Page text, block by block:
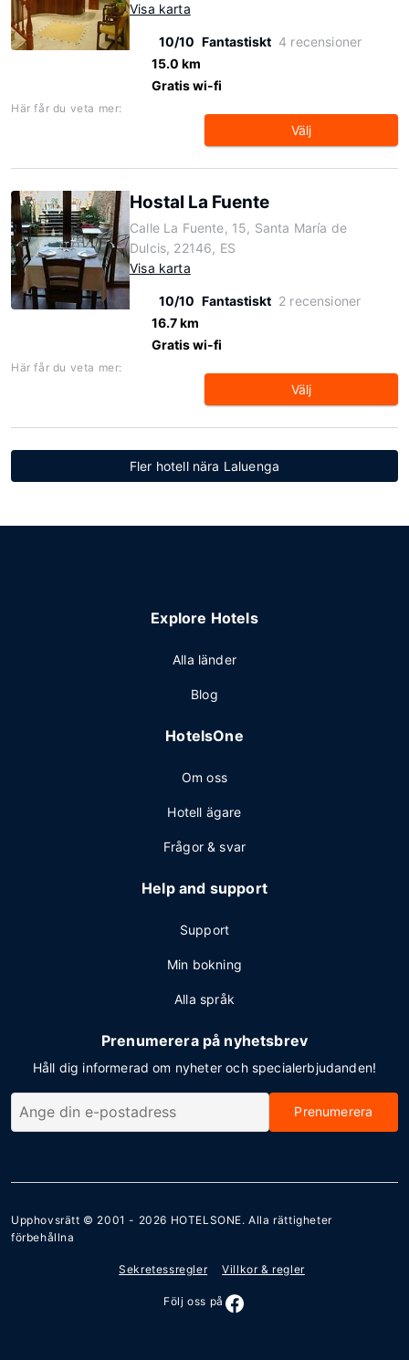
Visa karta
10/10 Fantastiskt 4 recensioner
15.0 km
Gratis wi-fi
Här får du veta mer:
Välj
Hostal La Fuente
Calle La Fuente, 15, Santa María de
Dulcis, 22146, ES
Visa karta
10/10 Fantastiskt 2 recensioner
16.7 km
Gratis wi-fi
Här får du veta mer:
Välj
Fler hotell nära Laluenga
Explore Hotels
Alla länder
Blog
HotelsOne
Om oss
Hotell ägare
Frågor & svar
Help and support
Support
Min bokning
Alla språk
Prenumerera på nyhetsbrev
Håll dig informerad om nyheter och specialerbjudanden!
Prenumerera
Upphovsrätt © 2001 - 2026 HOTELSONE. Alla rättigheter
förbehållna
Sekretessregler Villkor & regler
Följ oss på